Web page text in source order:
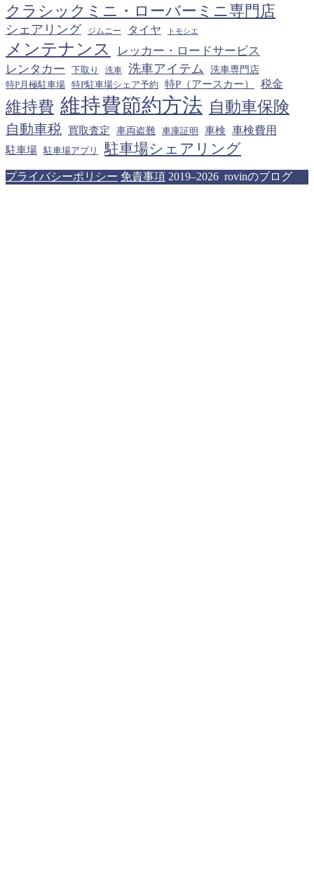
クラシックミニ・ローバーミニ専門店
シェアリング ジムニー タイヤ トモシエ
メンテナンス
レッカー・ロードサービス
レンタカー
下取り 洗車 洗車アイテム
洗車専門店
特P月極駐車場
特P駐車場シェア予約 特P（アースカー） 税金
維持費 維持費節約方法 自動車保険
自動車税 買取査定 車両盗難 車庫証明 車検 車検費用
駐車場 駐車場アプリ 駐車場シェアリング
プライバシーポリシー 免責事項 2019–2026 rovinのブログ